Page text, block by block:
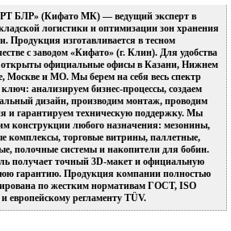
БЛР» (Кифато МК) — ведущий эксперт в
логистики и оптимизации зон хранения
Продукция изготавливается в тесном
с заводом «Кифато» (г. Клин). Для удобства
открыты официальные офисы в Казани, Нижнем
Москве и МО. Мы берем на себя весь спектр
ключ: анализируем бизнес-процессы, создаем
дизайн, производим монтаж, проводим
и гарантируем техническую поддержку. Мы
конструкции любого назначения: мезонины,
комплексы, торговые витрины, паллетные,
полочные системы и накопители для бобин.
получает точный 3D-макет и официальную
гарантию. Продукция компании полностью
по жестким нормативам ГОСТ, ISO
и европейскому регламенту TÜV.